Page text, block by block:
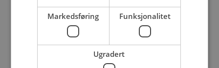
Markedsføring Funksjonalitet
Ugradert